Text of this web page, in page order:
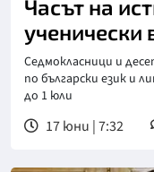
Часът на
ученически
Седмокласници и
по български език и
до 1 юли
17 юни | 7:32